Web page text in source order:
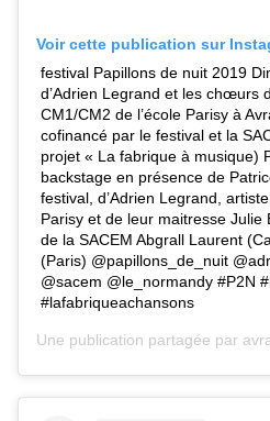
Voir cette publication sur
festival Papillons de nuit 2019
d’Adrien Legrand et les chœurs
CM1/CM2 de l’école Parisy à
cofinancé par le festival et la
projet « La fabrique à musique)
backstage en présence de
festival, d’Adrien Legrand,
Parisy et de leur maitresse
de la SACEM Abgrall Laurent
(Paris) @papillons_de_nuit
@sacem @le_normandy #P2N
#lafabriqueachansons
Une publication partagée par